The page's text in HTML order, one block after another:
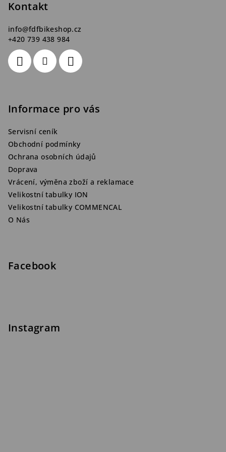
Kontakt
info@fdfbikeshop.cz
+420 739 438 984
Informace pro vás
Servisní ceník
Obchodní podmínky
Ochrana osobních údajů
Doprava
Vrácení, výměna zboží a reklamace
Velikostní tabulky ION
Velikostní tabulky COMMENCAL
O Nás
Facebook
Instagram